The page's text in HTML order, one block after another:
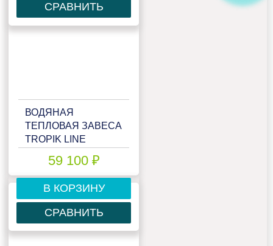
СРАВНИТЬ
ВОДЯНАЯ
ТЕПЛОВАЯ ЗАВЕСА
TROPIK LINE
59 100 ₽
В КОРЗИНУ
СРАВНИТЬ